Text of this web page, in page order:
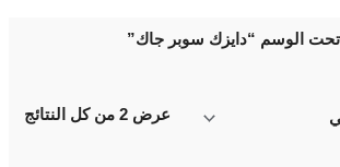
الوسم “دايزك سوبر جاك”
عرض ⁦2⁩ من كل النتائج